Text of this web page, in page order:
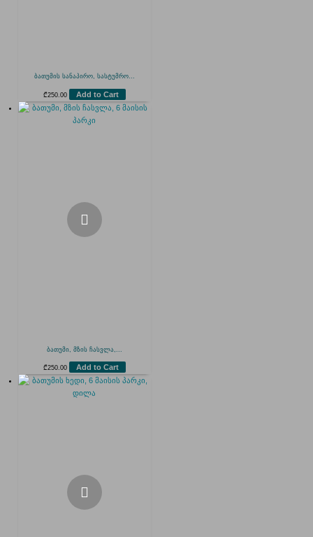
ბათუმის სანაპირო, სასტუმრო...
₾250.00 Add to Cart
ბათუმი, მზის ჩასვლა,...
₾250.00 Add to Cart